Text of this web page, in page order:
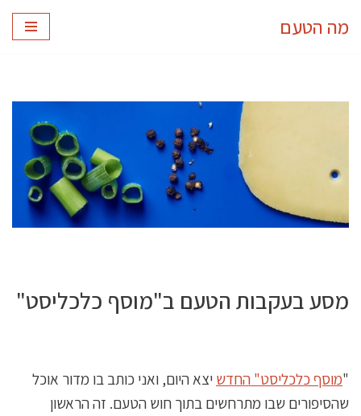
מה הטעם
מסע בעקבות הטעם ב"מוסף כלכליסט"
"מוסף כלכליסט" החדש יצא היום, ואני כותב בו מדור אוכל
שהסיפורים שבו מתרחשים בתוך חוש הטעם. זה הראשון